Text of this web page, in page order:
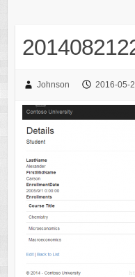
Johnson 2016-05-